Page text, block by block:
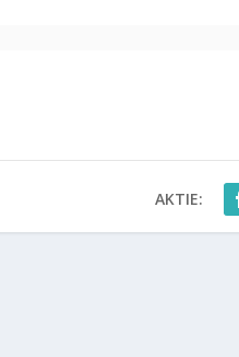
AKTIE: